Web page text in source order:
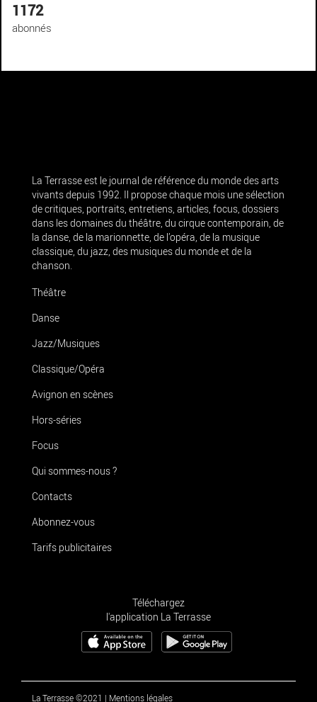
1172
abonnés
La Terrasse est le journal de référence du monde des arts
vivants depuis 1992. Il propose chaque mois une sélection
de critiques, portraits, entretiens, articles, focus, dossiers
dans les domaines du théâtre, du cirque contemporain, de
la danse, de la marionnette, de l’opéra, de la musique
classique, du jazz, des musiques du monde et de la
chanson.
Théâtre
Danse
Jazz/Musiques
Classique/Opéra
Avignon en scènes
Hors-séries
Focus
Qui sommes-nous ?
Contacts
Abonnez-vous
Tarifs publicitaires
Téléchargez
l'application La Terrasse
La Terrasse ©2021 | Mentions légales